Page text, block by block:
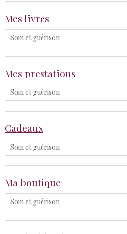
Mes livres
Mes prestations
Cadeaux
Ma boutique